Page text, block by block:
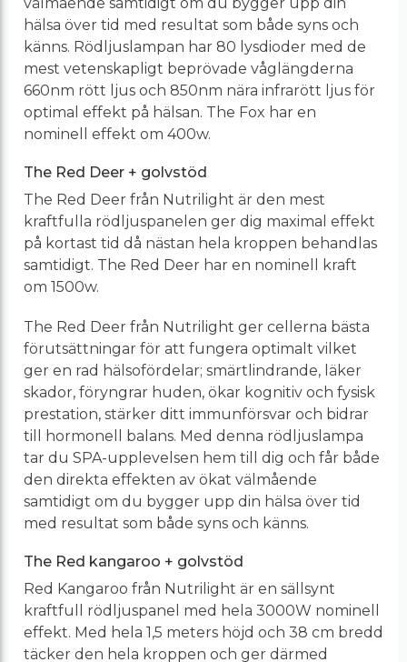
välmående samtidigt om du bygger upp din
hälsa över tid med resultat som både syns och
känns. Rödljuslampan har 80 lysdioder med de
mest vetenskapligt beprövade våglängderna
660nm rött ljus och 850nm nära infrarött ljus för
optimal effekt på hälsan. The Fox har en
nominell effekt om 400w.
The Red Deer + golvstöd
The Red Deer från Nutrilight är den mest
kraftfulla rödljuspanelen ger dig maximal effekt
på kortast tid då nästan hela kroppen behandlas
samtidigt. The Red Deer har en nominell kraft
om 1500w.
The Red Deer från Nutrilight ger cellerna bästa
förutsättningar för att fungera optimalt vilket
ger en rad hälsofördelar; smärtlindrande, läker
skador, föryngrar huden, ökar kognitiv och fysisk
prestation, stärker ditt immunförsvar och bidrar
till hormonell balans. Med denna rödljuslampa
tar du SPA-upplevelsen hem till dig och får både
den direkta effekten av ökat välmående
samtidigt om du bygger upp din hälsa över tid
med resultat som både syns och känns.
The Red kangaroo + golvstöd
Red Kangaroo från Nutrilight är en sällsynt
kraftfull rödljuspanel med hela 3000W nominell
effekt. Med hela 1,5 meters höjd och 38 cm bredd
täcker den hela kroppen och ger därmed